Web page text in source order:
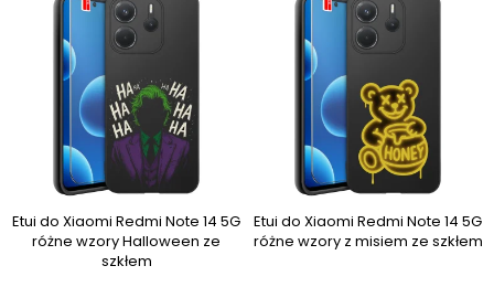
Etui do Xiaomi Redmi Note 14 5G
różne wzory Halloween ze
szkłem
Etui do Xiaomi Redmi Note 14 5G
różne wzory z misiem ze szkłem